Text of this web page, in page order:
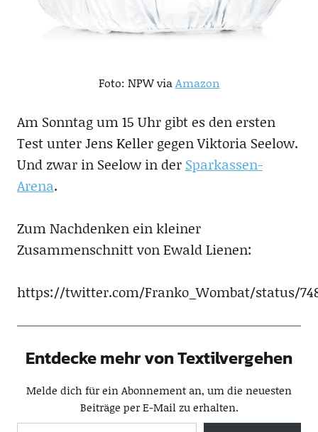
Foto: NPW viaAmazon
Am Sonntag um 15 Uhr gibt es den ersten
Test unter Jens Keller gegen Viktoria Seelow.
Und zwar in Seelow in der Sparkassen-
Arena.
Zum Nachdenken ein kleiner
Zusammenschnitt von Ewald Lienen:
https://twitter.com/Franko_Wombat/status/
Entdecke mehr von Textilvergehen
Melde dich für ein Abonnement an, um die neuesten
Beiträge per E-Mail zu erhalten.